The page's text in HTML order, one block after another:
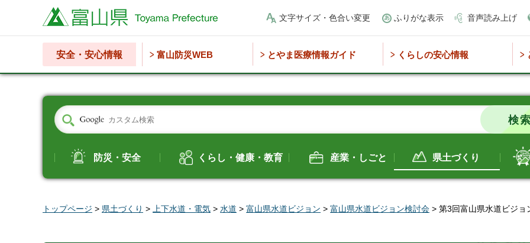
富山県 文字サイズ・色合い変更 ふりがな表示 音声読み上げ
安全・安心情報 富山防災WEB とやま医療情報ガイド くらしの安心情報
防災・安全 くらし・健康・教育 産業・しごと 県土づくり
トップページ > 県土づくり > 上下水道・電気 > 水道 > 富山県水道ビジョン > 富山県水道ビジョン検討会 > 第3回富山県水道ビジョ